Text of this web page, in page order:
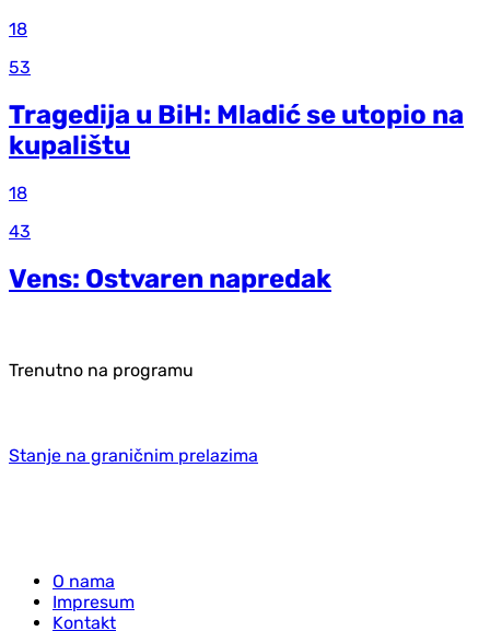
18
53
Tragedija u BiH: Mladić se utopio na
kupalištu
18
43
Vens: Ostvaren napredak
Trenutno na programu
Stanje na graničnim prelazima
O nama
Impresum
Kontakt